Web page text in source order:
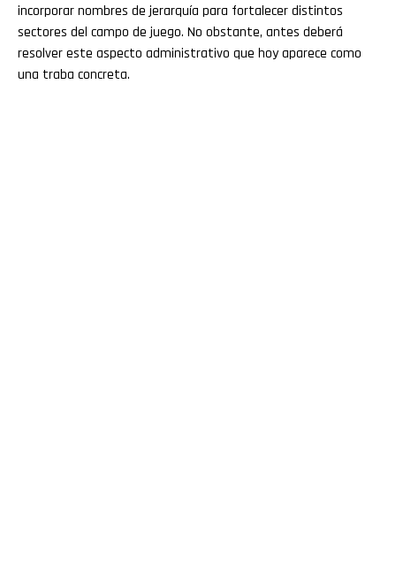
incorporar nombres de jerarquía para fortalecer distintos
sectores del campo de juego. No obstante, antes deberá
resolver este aspecto administrativo que hoy aparece como
una traba concreta.